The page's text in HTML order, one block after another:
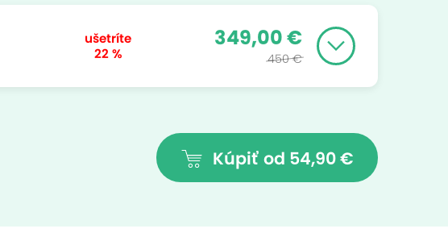
ušetríte
22 %
349,00 €
450 €
Kúpiť od 54,90 €